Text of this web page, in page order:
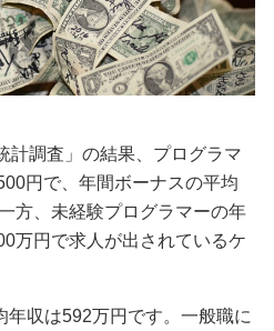
計調査」の結果、プログラマ
円で、年間ボーナスの平均
方、未経験プログラマーの年
万円で求人が出されているケ
年収は592万円です。一般職に